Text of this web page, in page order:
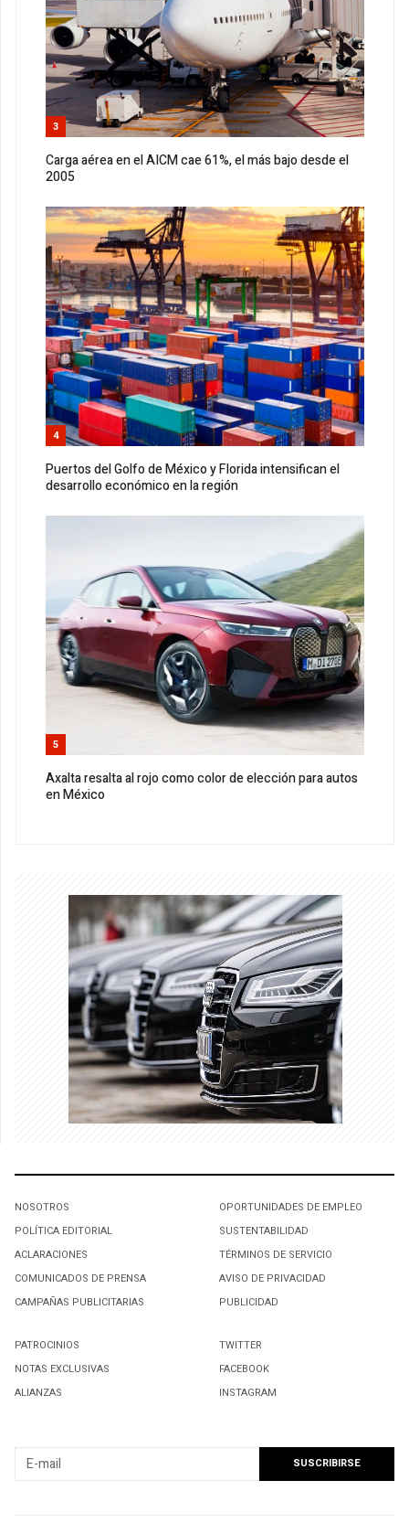
3
Carga aérea en el AICM cae 61%, el más bajo desde el
2005
4
Puertos del Golfo de México y Florida intensifican el
desarrollo económico en la región
5
Axalta resalta al rojo como color de elección para autos
en México
NOSOTROS
POLÍTICA EDITORIAL
ACLARACIONES
COMUNICADOS DE PRENSA
CAMPAÑAS PUBLICITARIAS
OPORTUNIDADES DE EMPLEO
SUSTENTABILIDAD
TÉRMINOS DE SERVICIO
AVISO DE PRIVACIDAD
PUBLICIDAD
PATROCINIOS
NOTAS EXCLUSIVAS
ALIANZAS
TWITTER
FACEBOOK
INSTAGRAM